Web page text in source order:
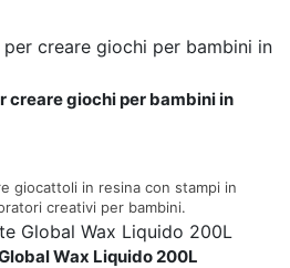
creare giochi per bambini in
giocattoli in resina con stampi in
creativi per bambini.
Wax Liquido 200L